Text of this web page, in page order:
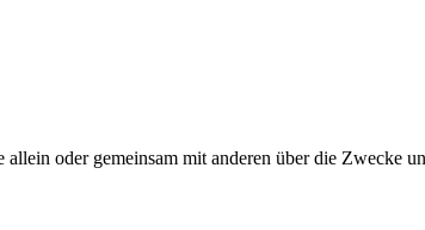
oder gemeinsam mit anderen über die